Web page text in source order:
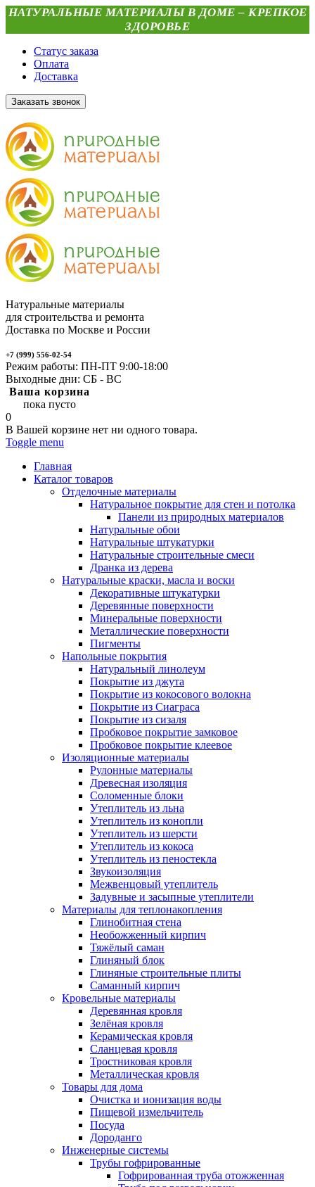
НАТУРАЛЬНЫЕ МАТЕРИАЛЫ В ДОМЕ – КРЕПКОЕ
ЗДОРОВЬЕ
Статус заказа
Оплата
Доставка
Заказать звонок
Натуральные материалы
для строительства и ремонта
Доставка по Москве и России
+7 (999) 556-02-54
Режим работы: ПН-ПТ 9:00-18:00
Выходные дни: СБ - ВС
Ваша корзина
пока пусто
0
В Вашей корзине нет ни одного товара.
Toggle menu
Главная
Каталог товаров
Отделочные материалы
Натуральное покрытие для стен и потолка
Панели из природных материалов
Натуральные обои
Натуральные штукатурки
Натуральные строительные смеси
Дранка из дерева
Натуральные краски, масла и воски
Декоративные штукатурки
Деревянные поверхности
Минеральные поверхности
Металлические поверхности
Пигменты
Напольные покрытия
Натуральный линолеум
Покрытие из джута
Покрытие из кокосового волокна
Покрытие из Сиаграса
Покрытие из сизаля
Пробковое покрытие замковое
Пробковое покрытие клеевое
Изоляционные материалы
Рулонные материалы
Древесная изоляция
Соломенные блоки
Утеплитель из льна
Утеплитель из конопли
Утеплитель из шерсти
Утеплитель из кокоса
Утеплитель из пеностекла
Звукоизоляция
Межвенцовый утеплитель
Задувные и засыпные утеплители
Материалы для теплонакопления
Глинобитная стена
Необожженный кирпич
Тяжёлый саман
Глиняный блок
Глиняные строительные плиты
Саманный кирпич
Кровельные материалы
Деревянная кровля
Зелёная кровля
Керамическая кровля
Сланцевая кровля
Тростниковая кровля
Металлическая кровля
Товары для дома
Очистка и ионизация воды
Пищевой измельчитель
Посуда
Дороданго
Инженерные системы
Трубы гофрированные
Гофрированная труба отожженная